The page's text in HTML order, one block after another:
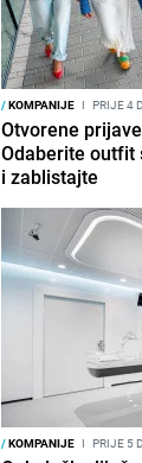
/KOMPANIJE I PRIJE 4
Otvorene
Odaberite
i zablistajte
/KOMPANIJE I PRIJE 5